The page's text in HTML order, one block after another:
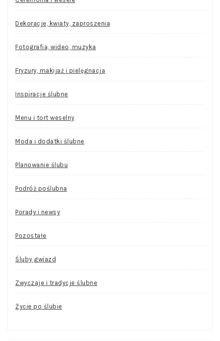
Dekoracje, kwiaty, zaproszenia
Fotografia, wideo, muzyka
Fryzury, makijaż i pielęgnacja
Inspiracje ślubne
Menu i tort weselny
Moda i dodatki ślubne
Planowanie ślubu
Podróż poślubna
Porady i newsy
Pozostałe
Śluby gwiazd
Zwyczaje i tradycje ślubne
Życie po ślubie